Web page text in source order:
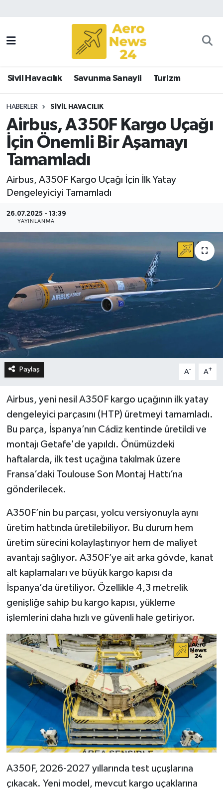
Sivil Havacılık Savunma Sanayii Turizm
HABERLER SIVIL HAVACILIK
Airbus, A350F Kargo Uçağı
İçin Önemli Bir Aşamayı
Tamamladı
Airbus, A350F Kargo Uçağı İçin İlk Yatay
Dengeleyiciyi Tamamladı
26.07.2025 - 13:39
YAYINLANMA
Paylaş A- A+
Airbus, yeni nesil A350F kargo uçağının ilk yatay
dengeleyici parçasını (HTP) üretmeyi tamamladı.
Bu parça, İspanya’nın Cádiz kentinde üretildi ve
montajı Getafe'de yapıldı. Önümüzdeki
haftalarda, ilk test uçağına takılmak üzere
Fransa’daki Toulouse Son Montaj Hattı’na
gönderilecek.
A350F’nin bu parçası, yolcu versiyonuyla aynı
üretim hattında üretilebiliyor. Bu durum hem
üretim sürecini kolaylaştırıyor hem de maliyet
avantajı sağlıyor. A350F’ye ait arka gövde, kanat
alt kaplamaları ve büyük kargo kapısı da
İspanya’da üretiliyor. Özellikle 4,3 metrelik
genişliğe sahip bu kargo kapısı, yükleme
işlemlerini daha hızlı ve güvenli hale getiriyor.
A350F, 2026-2027 yıllarında test uçuşlarına
çıkacak. Yeni model, mevcut kargo uçaklarına